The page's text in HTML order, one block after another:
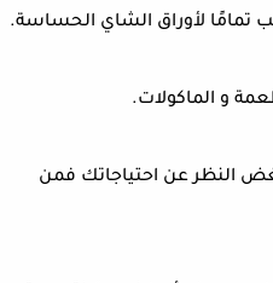
تمامًا لأوراق الشاي الحساسة.
و الماكولات.
النظر عن احتياجاتك فمن